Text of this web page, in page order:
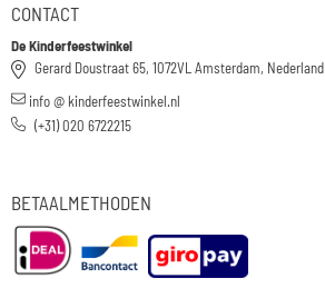
CONTACT
De Kinderfeestwinkel
Gerard Doustraat 65, 1072VL Amsterdam, Nederland
info @ kinderfeestwinkel.nl
(+31) 020 6722215
BETAALMETHODEN